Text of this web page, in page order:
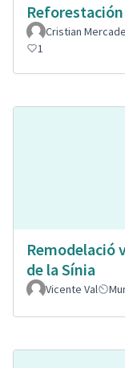
Cristian
1
Remodelació
de la Sínia
Vicente Val